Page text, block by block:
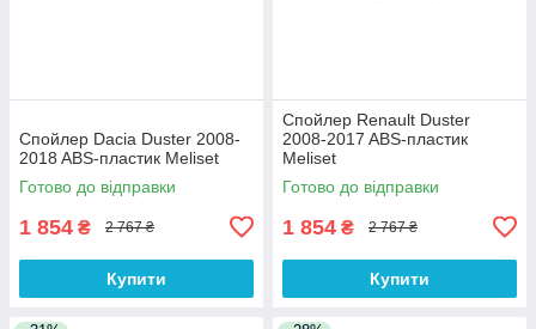
Спойлер Dacia Duster 2008-
2018 ABS-пластик Meliset
Готово до відправки
1 854 ₴ 2 767 ₴
Купити
Спойлер Renault Duster
2008-2017 ABS-пластик
Meliset
Готово до відправки
1 854 ₴ 2 767 ₴
Купити